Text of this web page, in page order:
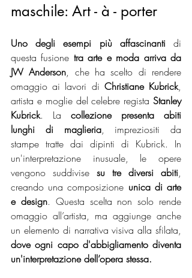
maschile: Art - à - porter
Uno degli esempi più affascinanti di
questa fusione tra arte e moda arriva da
JW Anderson, che ha scelto di rendere
omaggio ai lavori di Christiane Kubrick,
artista e moglie del celebre regista Stanley
Kubrick. La collezione presenta abiti
lunghi di maglieria, impreziositi da
stampe tratte dai dipinti di Kubrick. In
un'interpretazione inusuale, le opere
vengono suddivise su tre diversi abiti,
creando una composizione unica di arte
e design. Questa scelta non solo rende
omaggio all’artista, ma aggiunge anche
dove ogni capo d'abbigliamento diventa
un'interpretazione dell’opera stessa.